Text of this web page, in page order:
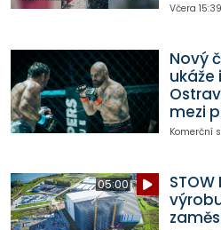
Včera 15:39
Nový
mezi
Komerční
05:00